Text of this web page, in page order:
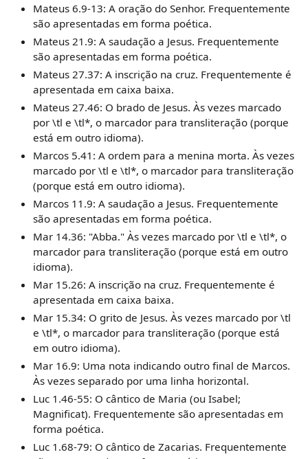
Mateus 6.9-13: A oração do Senhor. Frequentemente
são apresentadas em forma poética.
Mateus 21.9: A saudação a Jesus. Frequentemente
são apresentadas em forma poética.
Mateus 27.37: A inscrição na cruz. Frequentemente é
apresentada em caixa baixa.
Mateus 27.46: O brado de Jesus. Às vezes marcado
por \tl e \tl*, o marcador para transliteração (porque
está em outro idioma).
Marcos 5.41: A ordem para a menina morta. Às vezes
marcado por \tl e \tl*, o marcador para transliteração
(porque está em outro idioma).
Marcos 11.9: A saudação a Jesus. Frequentemente
são apresentadas em forma poética.
Mar 14.36: "Abba." Às vezes marcado por \tl e \tl*, o
marcador para transliteração (porque está em outro
idioma).
Mar 15.26: A inscrição na cruz. Frequentemente é
apresentada em caixa baixa.
Mar 15.34: O grito de Jesus. Às vezes marcado por \tl
e \tl*, o marcador para transliteração (porque está
em outro idioma).
Mar 16.9: Uma nota indicando outro final de Marcos.
Às vezes separado por uma linha horizontal.
Luc 1.46-55: O cântico de Maria (ou Isabel;
Magnificat). Frequentemente são apresentadas em
forma poética.
Luc 1.68-79: O cântico de Zacarias. Frequentemente